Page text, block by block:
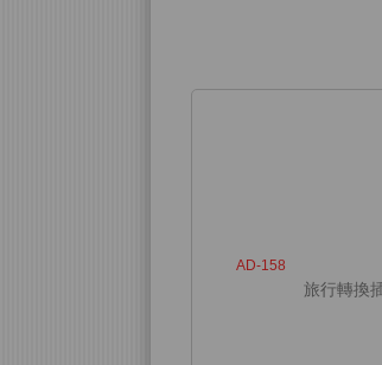
AD-158
旅行轉換